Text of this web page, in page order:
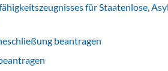
für Staatenlose,
beantragen